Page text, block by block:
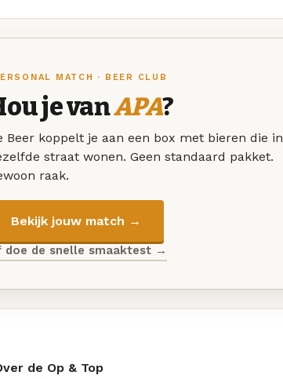
MATCH · BEER CLUB
je vanAPA?
Beer koppelt je aan een box met bieren die in
straat wonen. Geen standaard pakket.
raak.
Bekijk jouw match →
doe de snelle smaaktest →
de Op & Top